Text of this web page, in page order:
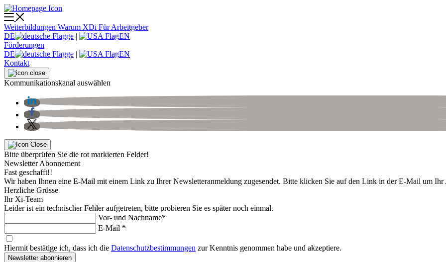
Weiterbildungen Warum XDi Für Arbeitgeber
DE
|
EN
Förderungen
DE
|
EN
Kontakt
Kommunikationskanal auswählen
Bitte überprüfen Sie die rot markierten Felder!
Newsletter Abonnement
Fast geschafft!!
Wir haben Ihnen eine E-Mail mit einem Link zu Ihrer Newsletteranmeldung zugesendet. Bitte klicken Sie auf den Link in der E-Mail um Ihr
Herzliche Grüsse
Ihr Xi-Team
Leider ist ein technischer Fehler aufgetreten, bitte probieren Sie es später noch einmal.
Vor- und Nachname*
E-Mail *
Hiermit bestätige ich, dass ich die Datenschutzbestimmungen zur Kenntnis genommen habe und akzeptiere.
Newsletter abonnieren